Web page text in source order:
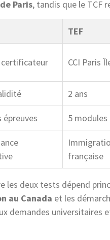
Paris, tandis que le TCF
TEF
certificateur CCI Paris
2 ans
épreuves 5
française
les deux tests dépend
au Canada et les
demandes universitaires